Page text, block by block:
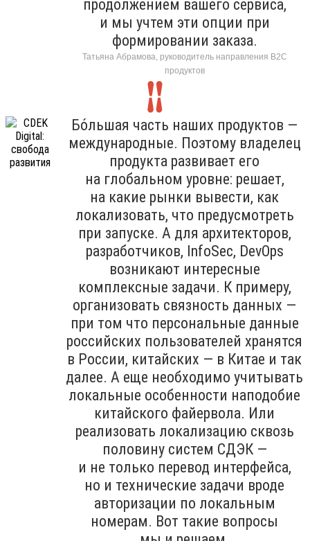
продолжением вашего сервиса,
и мы учтем эти опции при
формировании заказа.
Татьяна Абрамова, руководитель направления B2C
продуктов
Бо́льшая часть наших продуктов —
международные. Поэтому владелец
продукта развивает его
на глобальном уровне: решает,
на какие рынки вывести, как
локализовать, что предусмотреть
при запуске. А для архитекторов,
разработчиков, InfoSec, DevOps
возникают интересные
комплексные задачи. К примеру,
организовать связность данных —
при том что персональные данные
российских пользователей хранятся
в России, китайских — в Китае и так
далее. А еще необходимо учитывать
локальные особенности наподобие
китайского файервола. Или
реализовать локализацию сквозь
половину систем СДЭК —
и не только перевод интерфейса,
но и технические задачи вроде
авторизации по локальным
номерам. Вот такие вопросы